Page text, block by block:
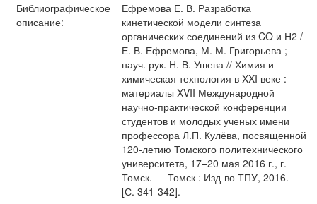
Библиографическое
описание:
Ефремова Е. В. Разработка
кинетической модели синтеза
органических соединений из CO и Н2 /
Е. В. Ефремова, М. М. Григорьева ;
науч. рук. Н. В. Ушева // Химия и
химическая технология в XXI веке :
материалы XVII Международной
научно-практической конференции
студентов и молодых ученых имени
профессора Л.П. Кулёва, посвященной
120-летию Томского политехнического
университета, 17–20 мая 2016 г., г.
Томск. — Томск : Изд-во ТПУ, 2016. —
[С. 341-342].